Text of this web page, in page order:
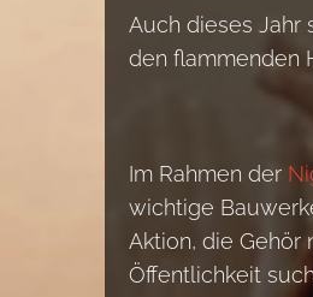
Auch dieses Jahr
den flammenden
Im Rahmen der
wichtige
Aktion, die Gehör
Öffentlichkeit